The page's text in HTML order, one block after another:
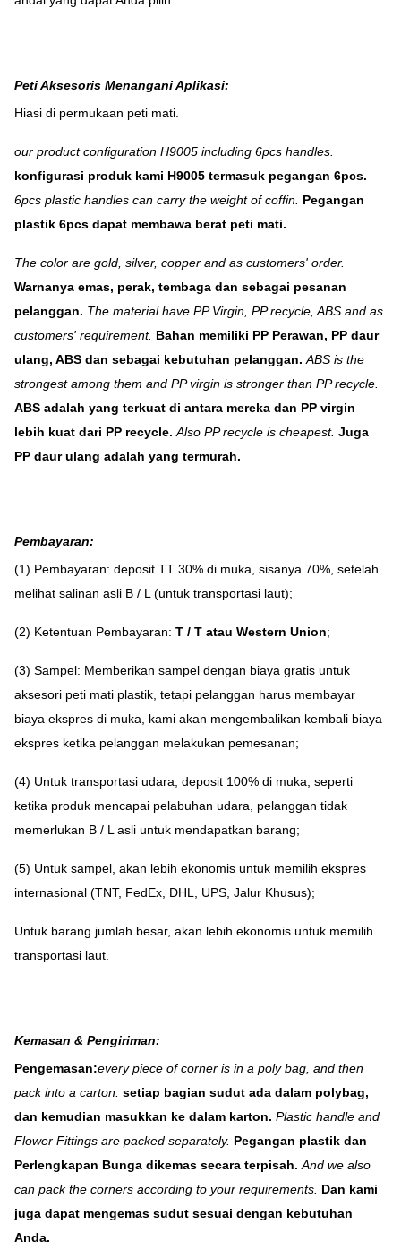
Peti Aksesoris Menangani Aplikasi:
Hiasi di permukaan peti mati.
our product configuration H9005 including 6pcs handles.
konfigurasi produk kami H9005 termasuk pegangan 6pcs.
6pcs plastic handles can carry the weight of coffin. Pegangan
plastik 6pcs dapat membawa berat peti mati.
The color are gold, silver, copper and as customers' order.
Warnanya emas, perak, tembaga dan sebagai pesanan
pelanggan. The material have PP Virgin, PP recycle, ABS and as
customers' requirement. Bahan memiliki PP Perawan, PP daur
ulang, ABS dan sebagai kebutuhan pelanggan. ABS is the
strongest among them and PP virgin is stronger than PP recycle.
ABS adalah yang terkuat di antara mereka dan PP virgin
lebih kuat dari PP recycle. Also PP recycle is cheapest. Juga
PP daur ulang adalah yang termurah.
Pembayaran:
(1) Pembayaran: deposit TT 30% di muka, sisanya 70%, setelah
melihat salinan asli B / L (untuk transportasi laut);
(2) Ketentuan Pembayaran: T / T atau Western Union;
(3) Sampel: Memberikan sampel dengan biaya gratis untuk
aksesori peti mati plastik, tetapi pelanggan harus membayar
biaya ekspres di muka, kami akan mengembalikan kembali biaya
ekspres ketika pelanggan melakukan pemesanan;
(4) Untuk transportasi udara, deposit 100% di muka, seperti
ketika produk mencapai pelabuhan udara, pelanggan tidak
memerlukan B / L asli untuk mendapatkan barang;
(5) Untuk sampel, akan lebih ekonomis untuk memilih ekspres
internasional (TNT, FedEx, DHL, UPS, Jalur Khusus);
Untuk barang jumlah besar, akan lebih ekonomis untuk memilih
transportasi laut.
Kemasan & Pengiriman:
Pengemasan:every piece of corner is in a poly bag, and then
pack into a carton. setiap bagian sudut ada dalam polybag,
dan kemudian masukkan ke dalam karton. Plastic handle and
Flower Fittings are packed separately. Pegangan plastik dan
Perlengkapan Bunga dikemas secara terpisah. And we also
can pack the corners according to your requirements. Dan kami
juga dapat mengemas sudut sesuai dengan kebutuhan
Anda.